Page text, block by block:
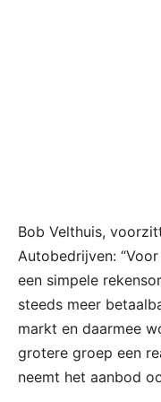
Bob Velthuis,
Autobedrijven:
een simpele
steeds meer
markt en daarmee
grotere groep een
neemt het aanbod